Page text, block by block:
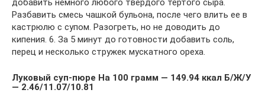
добавить немного любого твердого тертого сыра.
Разбавить смесь чашкой бульона, после чего влить ее в
кастрюлю с супом. Разогреть, но не доводить до
кипения. 6. За 5 минут до готовности добавить соль,
перец и несколько стружек мускатного ореха.
Луковый суп-пюре На 100 грамм — 149.94 ккал Б/Ж/У
— 2.46/11.07/10.81